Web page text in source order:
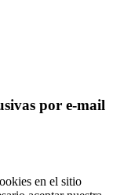
por e-mail
en el sitio